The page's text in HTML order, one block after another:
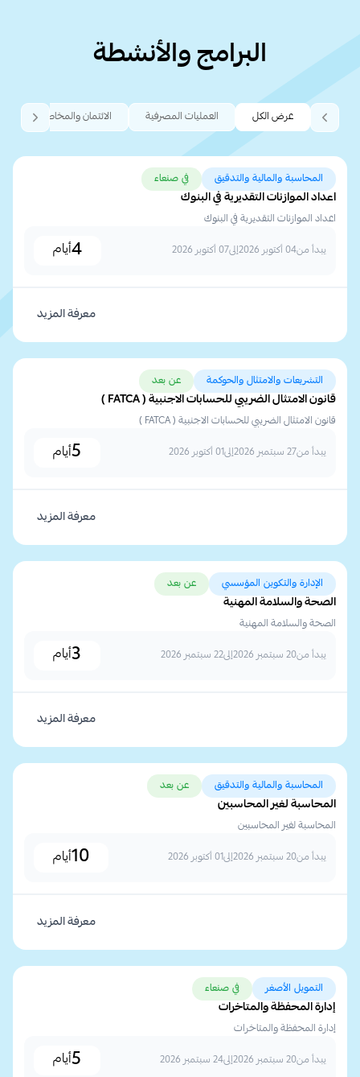
البرامج والأنشطة
عرض الكل العمليات المصرفية الائتمان والمخاطر
المحاسبة والمالية والتدقيق في صنعاء
اعداد الموازنات التقديرية في البنوك
اعداد الموازنات التقديرية في البنوك
يبدأ من04 أكتوبر 2026 إلى07 أكتوبر 2026 أيام
معرفة المزيد
التشريعات والامتثال والحوكمة عن بعد
قانون الامتثال الضريبي للحسابات الاجنبية ( FATCA )
قانون الامتثال الضريبي للحسابات الاجنبية ( FATCA )
يبدأ من27 سبتمبر 2026 إلى01 أكتوبر 2026 أيام
معرفة المزيد
الإدارة والتكوين المؤسسي عن بعد
الصحة والسلامة المهنية
الصحة والسلامة المهنية
يبدأ من20 سبتمبر 2026 إلى22 سبتمبر 2026 أيام
معرفة المزيد
المحاسبة والمالية والتدقيق عن بعد
المحاسبة لغير المحاسبين
المحاسبة لغير المحاسبين
يبدأ من20 سبتمبر 2026 إلى01 أكتوبر 2026 10أيام
معرفة المزيد
التمويل الأصغر في صنعاء
إدارة المحفظة والمتاخرات
إدارة المحفظة والمتاخرات
يبدأ من20 سبتمبر 2026 إلى24 سبتمبر 2026 أيام